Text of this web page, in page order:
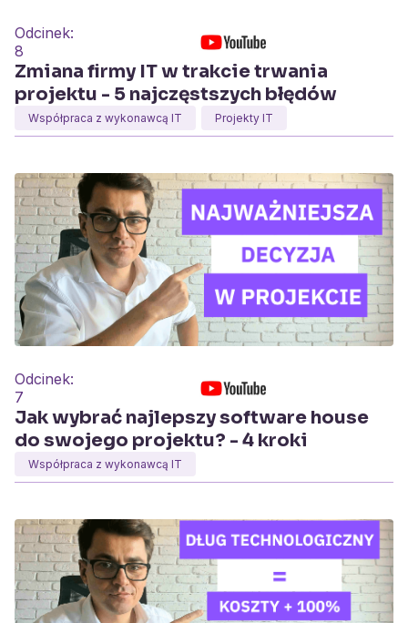
Odcinek:
8
Zmiana firmy IT w trakcie trwania
projektu - 5 najczęstszych błędów
Współpraca z wykonawcą IT Projekty IT
Odcinek:
7
Jak wybrać najlepszy software house
do swojego projektu? - 4 kroki
Współpraca z wykonawcą IT